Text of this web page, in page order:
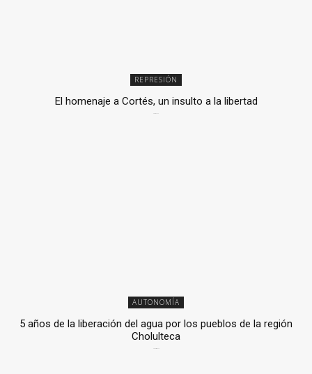
REPRESIÓN
El homenaje a Cortés, un insulto a la libertad
AUTONOMÍA
5 años de la liberación del agua por los pueblos de la región
Cholulteca